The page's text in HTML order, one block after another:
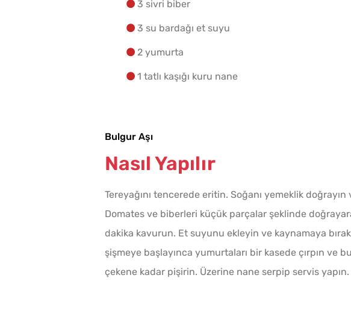
3 sivri biber
3 su bardağı et suyu
2 yumurta
1 tatlı kaşığı kuru nane
Bulgur Aşı
Nasıl Yapılır
Tereyağını tencerede eritin. Soğanı yemeklik
Domates ve biberleri küçük parçalar şeklinde
dakika kavurun. Et suyunu ekleyin ve kaynamaya
şişmeye başlayınca yumurtaları bir kasede çırpın ve
çekene kadar pişirin. Üzerine nane serpip servis yapın.